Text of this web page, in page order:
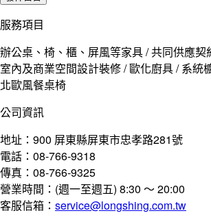
服務項目
辦公桌、椅、櫃、屏風等家具 / 共同供應契
室內及商業空間設計裝修 / 歐化廚具 / 系統
北歐風餐桌椅
公司資訊
地址：900 屏東縣屏東市忠孝路281號
電話：08-766-9318
傳真：08-766-9325
營業時間：(週一至週五) 8:30 ～ 20:00
客服信箱： service@longshing.com.tw